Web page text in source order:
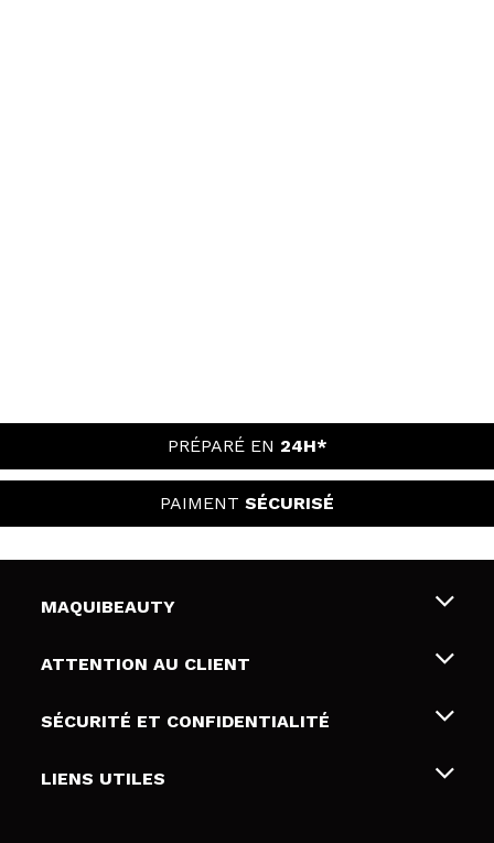
PRÉPARÉ EN 24H*
PAIMENT SÉCURISÉ
MAQUIBEAUTY
Qui sommes nous
Cartes-cadeaux
ATTENTION AU CLIENT
Livraison & retour
Modes de paiement
SÉCURITÉ ET CONFIDENTIALITÉ
Conditions et confidentialité
LIENS UTILES